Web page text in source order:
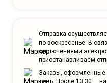
Отправка
по воскресенье. В
отключениями
приостанавливаем
Заказы, оформленные
день. После 13:30 —